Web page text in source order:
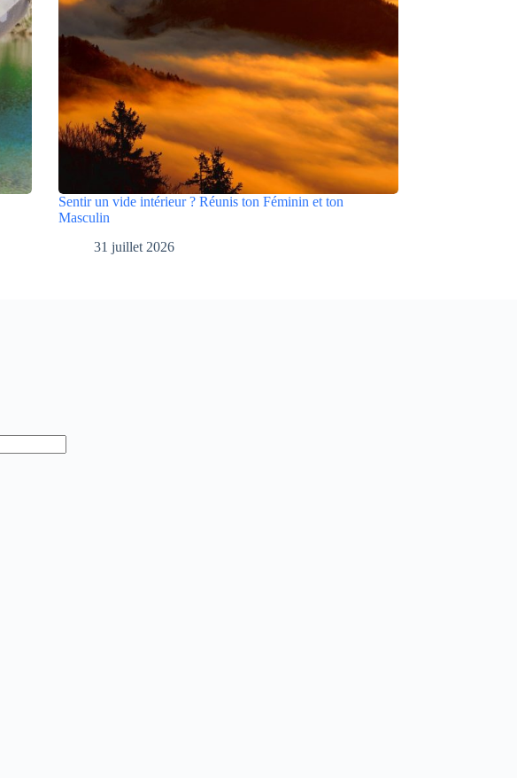
Sentir un vide intérieur ? Réunis ton Féminin et ton
Masculin
31 juillet 2026